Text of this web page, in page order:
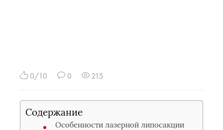
0/10 0 215
Содержание
Особенности лазерной липосакции